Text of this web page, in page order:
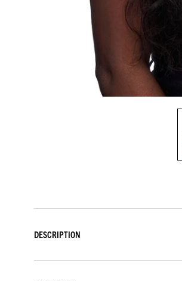
DESCRIPTION